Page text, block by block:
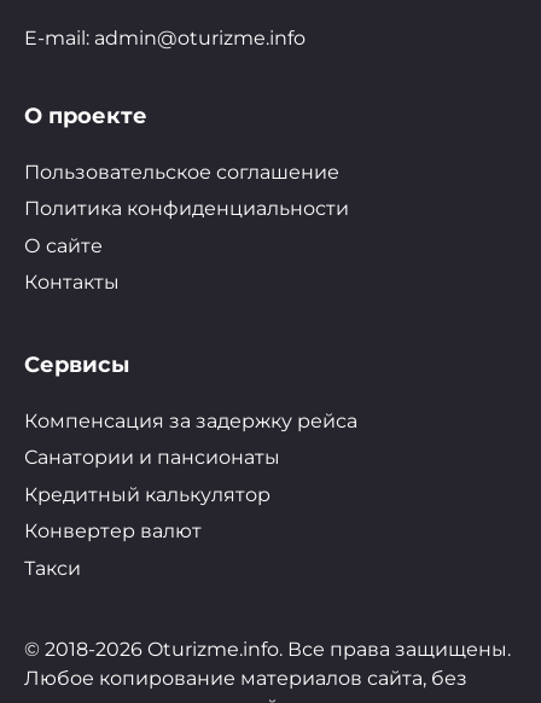
E-mail: admin@oturizme.info
О проекте
Пользовательское соглашение
Политика конфиденциальности
О сайте
Контакты
Сервисы
Компенсация за задержку рейса
Санатории и пансионаты
Кредитный калькулятор
Конвертер валют
Такси
© 2018-2026 Oturizme.info. Все права защищены.
Любое копирование материалов сайта, без